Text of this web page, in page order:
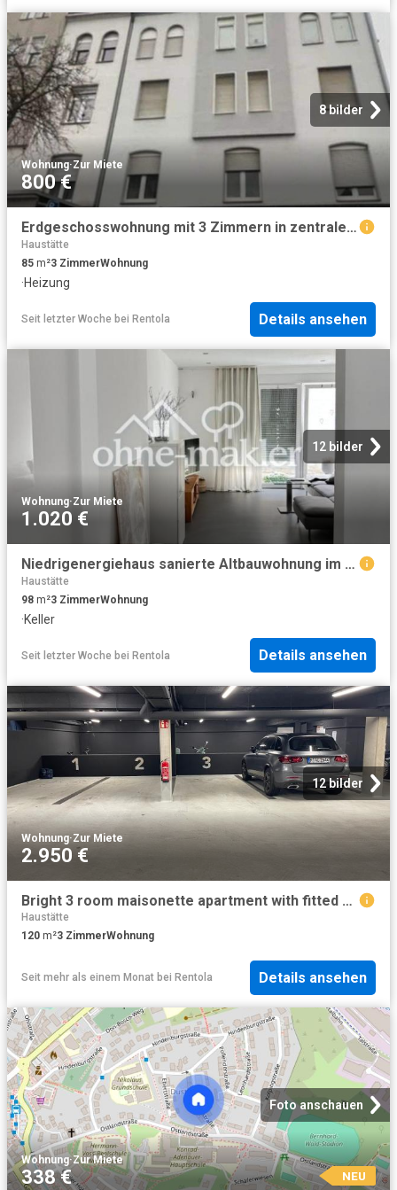
8 bilder
Wohnung·Zur Miete
800 €
Erdgeschosswohnung mit 3 Zimmern in zentraler Lage von LÃ¼denscheid
Haustätte
85 m²3 ZimmerWohnung
·Heizung
Seit letzter Woche bei Rentola Details ansehen
12 bilder
Wohnung·Zur Miete
1.020 €
Niedrigenergiehaus sanierte Altbauwohnung im Zentrum von Lüdenscheid
Haustätte
98 m²3 ZimmerWohnung
·Keller
Seit letzter Woche bei Rentola Details ansehen
12 bilder
Wohnung·Zur Miete
2.950 €
Bright 3 room maisonette apartment with fitted kitchen, loggia and parking space
Haustätte
120 m²3 ZimmerWohnung
Seit mehr als einem Monat bei Rentola Details ansehen
Foto anschauen
Wohnung·Zur Miete
338 € NEU